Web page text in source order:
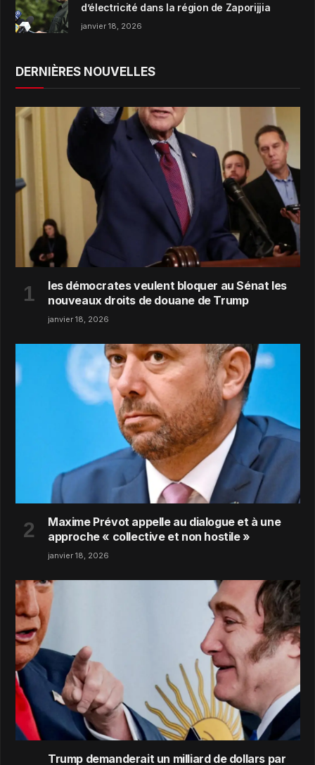
d’électricité dans la région de Zaporijjia
janvier 18, 2026
DERNIÈRES NOUVELLES
les démocrates veulent bloquer au Sénat les
nouveaux droits de douane de Trump
janvier 18, 2026
Maxime Prévot appelle au dialogue et à une
approche « collective et non hostile »
janvier 18, 2026
Trump demanderait un milliard de dollars par